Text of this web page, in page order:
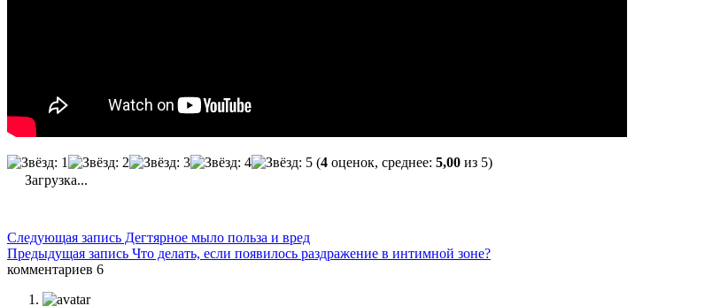
(4 оценок, среднее: 5,00 из 5)
Загрузка...
Следующая запись Дегтярное мыло польза и вред
Предыдущая запись Что делать, если появилось раздражение в интимной зоне?
комментариев 6